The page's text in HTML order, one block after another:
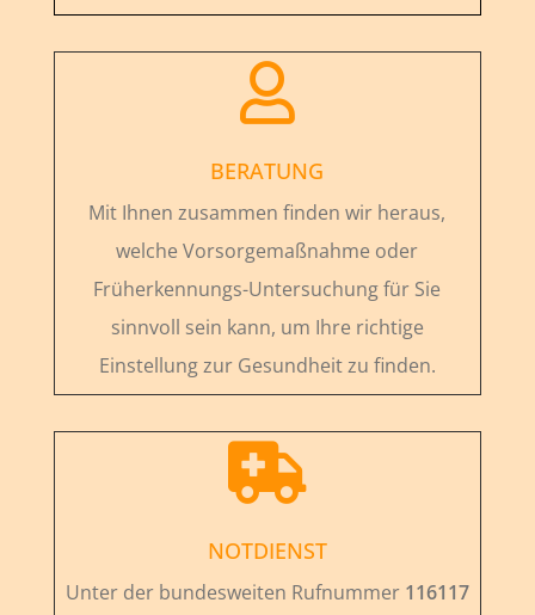

BERATUNG
Mit Ihnen zusammen finden wir heraus,
welche Vorsorgemaßnahme oder
Früherkennungs-Untersuchung für Sie
sinnvoll sein kann, um Ihre richtige
Einstellung zur Gesundheit zu finden.

NOTDIENST
Unter der bundesweiten Rufnummer 116117